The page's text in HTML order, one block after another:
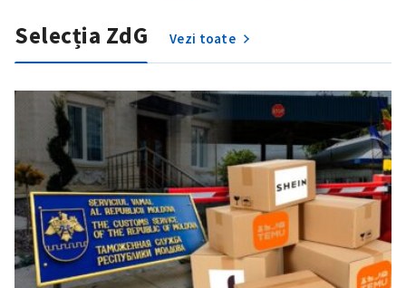
Selecția ZdG Vezi toate